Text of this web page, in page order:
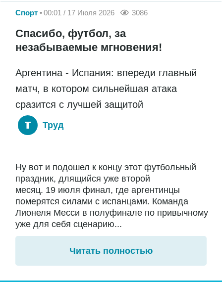
Спорт 00:01 / 17 Июля 2026 3086
Спасибо, футбол, за
незабываемые мгновения!
Аргентина - Испания: впереди главный
матч, в котором сильнейшая атака
сразится с лучшей защитой
Труд
Ну вот и подошел к концу этот футбольный
праздник, длящийся уже второй
месяц. 19 июля финал, где аргентинцы
померятся силами с испанцами. Команда
Лионеля Месси в полуфинале по привычному
уже для себя сценарию...
Читать полностью